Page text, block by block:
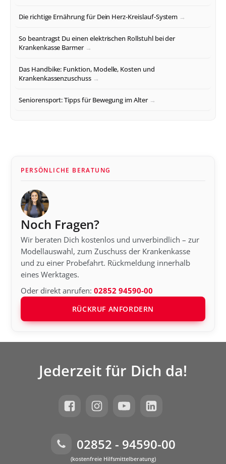
Die richtige Ernährung für Dein Herz-Kreislauf-System
So beantragst Du einen elektrischen Rollstuhl bei der
Krankenkasse Barmer
Das Handbike: Funktion, Modelle, Kosten und
Krankenkassenzuschuss
Seniorensport: Tipps für Bewegung im Alter
PERSÖNLICHE BERATUNG
Noch Fragen?
Wir beraten Dich kostenlos und unverbindlich – zur
Modellauswahl, zum Zuschuss der Krankenkasse
und zu einer Probefahrt. Rückmeldung innerhalb
eines Werktages.
Oder direkt anrufen:02852 94590-00
RÜCKRUF ANFORDERN
Jederzeit für Dich da!
02852 - 94590-00
(kostenfreie Hilfsmittelberatung)